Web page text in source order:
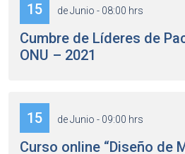
15 de Junio - 08:00 hrs
Cumbre de Líderes de
ONU – 2021
15 de Junio - 09:00 hrs
Curso online “Diseño de